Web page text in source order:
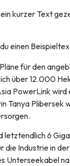
kurzer Text
einen
für den
über 12.000
PowerLink wird
Tanya Plibersek
letztendlich 6
die Industrie in
Unterseekabel